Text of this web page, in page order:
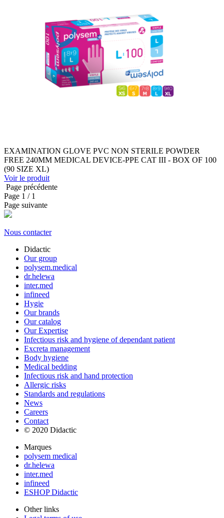
EXAMINATION GLOVE PVC NON STERILE POWDER
FREE 240MM MEDICAL DEVICE-PPE CAT III - BOX OF 100
(90 SIZE XL)
Voir le produit
Page précédente
Page 1 / 1
Page suivante
Nous contacter
Didactic
Our group
polysem.medical
dr.helewa
inter.med
infineed
Hygie
Our brands
Our catalog
Our Expertise
Infectious risk and hygiene of dependant patient
Excreta management
Body hygiene
Medical bedding
Infectious risk and hand protection
Allergic risks
Standards and regulations
News
Careers
Contact
© 2020 Didactic
Marques
polysem medical
dr.helewa
inter.med
infineed
ESHOP Didactic
Other links